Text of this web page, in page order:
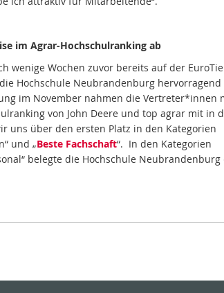
im Agrar-Hochschulranking ab
wenige Wochen zuvor bereits auf der
Hochschule Neubrandenburg hervorragend
im November nahmen die Vertreter*innen
von John Deere und top agrar mit in
uns über den ersten Platz in den Kategorien
und „Beste Fachschaft“. In den Kategorien
belegte die Hochschule Neubrandenburg